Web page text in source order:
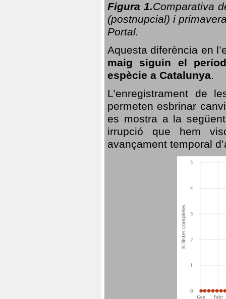
Figura 1.Comparativa
(postnupcial) i
Portal.
Aquesta diferència en
maig siguin el
espècie a Catalunya.
L’enregistrament de
permeten esbrinar
es mostra a la
irrupció que hem
avançament temporal